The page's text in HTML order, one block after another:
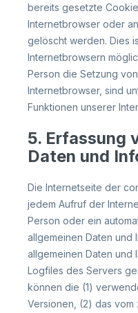
bereits gesetzte
Internetbrowser oder
gelöscht werden. Dies
Internetbrowsern
Person die Setzung
Internetbrowser, sind
Funktionen unserer
5. Erfassung
Daten und
Die Internetseite der
jedem Aufruf der
Person oder ein
allgemeinen Daten und
allgemeinen Daten und
Logfiles des Servers
können die (1)
Versionen, (2) das